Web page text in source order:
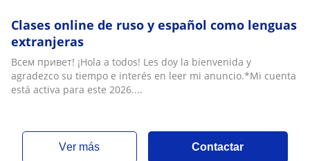
Clases online de ruso y español como lenguas
extranjeras
Всем привет! ¡Hola a todos! Les doy la bienvenida y
agradezco su tiempo e interés en leer mi anuncio.*Mi cuenta
está activa para este 2026....
ver más Contactar